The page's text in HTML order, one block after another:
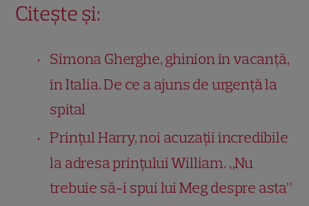
Citește și:
Simona Gherghe, ghinion în vacanță,
în Italia. De ce a ajuns de urgență la
spital
Prințul Harry, noi acuzații incredibile
la adresa prințului William. „Nu
trebuie să-i spui lui Meg despre asta”